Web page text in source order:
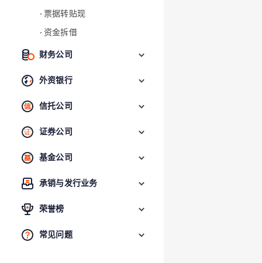
票据转贴现
资金拆借
财务公司
外资银行
信托公司
证券公司
基金公司
承销与发行业务
荣誉榜
常见问题